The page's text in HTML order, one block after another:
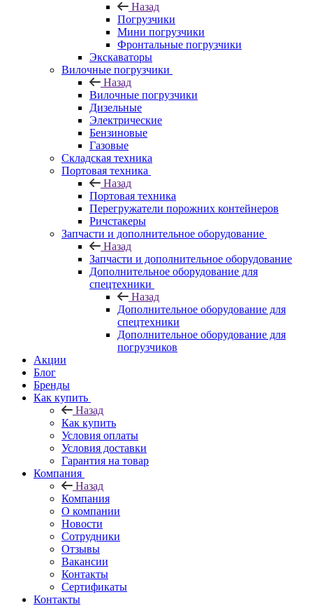
Назад
Погрузчики
Мини погрузчики
Фронтальные погрузчики
Экскаваторы
Вилочные погрузчики
Назад
Вилочные погрузчики
Дизельные
Электрические
Бензиновые
Газовые
Складская техника
Портовая техника
Назад
Портовая техника
Перегружатели порожних контейнеров
Ричстакеры
Запчасти и дополнительное оборудование
Назад
Запчасти и дополнительное оборудование
Дополнительное оборудование для
спецтехники
Назад
Дополнительное оборудование для
спецтехники
Дополнительное оборудование для
погрузчиков
Акции
Блог
Бренды
Как купить
Назад
Как купить
Условия оплаты
Условия доставки
Гарантия на товар
Компания
Назад
Компания
О компании
Новости
Сотрудники
Отзывы
Вакансии
Контакты
Сертификаты
Контакты